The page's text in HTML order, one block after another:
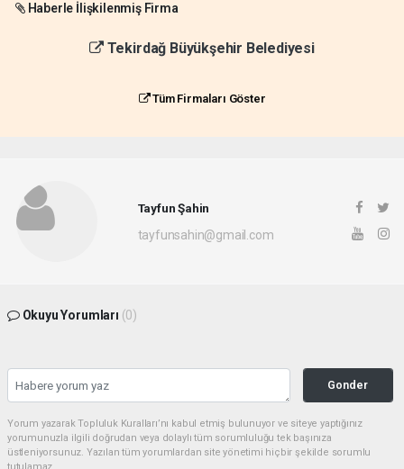
Haberle İlişkilenmiş Firma
Tekirdağ Büyükşehir Belediyesi
Tüm Firmaları Göster
Tayfun Şahin
tayfunsahin@gmail.com
Okuyu Yorumları (0)
Gonder
Yorum yazarak Topluluk Kuralları’nı kabul etmiş bulunuyor ve siteye yaptığınız
yorumunuzla ilgili doğrudan veya dolaylı tüm sorumluluğu tek başınıza
üstleniyorsunuz. Yazılan tüm yorumlardan site yönetimi hiçbir şekilde sorumlu